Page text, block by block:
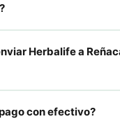
Herbalife a
con efectivo?